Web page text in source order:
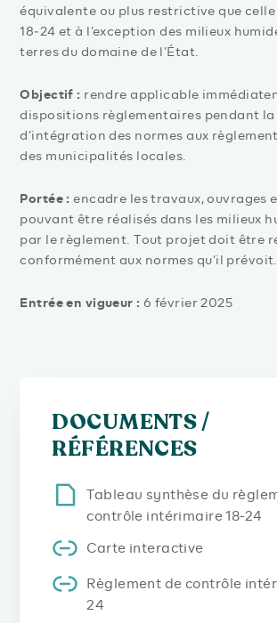
équivalente ou plus restrictive que
18‑24 et à l’exception des milieux
terres du domaine de l’État.
Objectif : rendre applicable
dispositions règlementaires pendant
d’intégration des normes aux
des municipalités locales.
Portée :encadre les travaux, ouvrages
pouvant être réalisés dans les milieux
par le règlement. Tout projet doit être
conformément aux normes qu’il prévoit.
Entrée en vigueur : 6 février 2025
DOCUMENTS /
RÉFÉRENCES
Tableau synthèse du
contrôle intérimaire 18-24
Carte interactive
Règlement de contrôle
24